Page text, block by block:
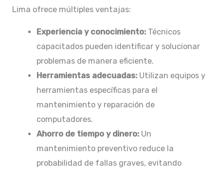
Lima ofrece múltiples ventajas:​
Experiencia y conocimiento:Técnicos
capacitados pueden identificar y solucionar
problemas de manera eficiente.​
Herramientas adecuadas:Utilizan equipos y
herramientas específicas para el
mantenimiento y reparación de
computadores.​
Ahorro de tiempo y dinero:Un
mantenimiento preventivo reduce la
probabilidad de fallas graves, evitando